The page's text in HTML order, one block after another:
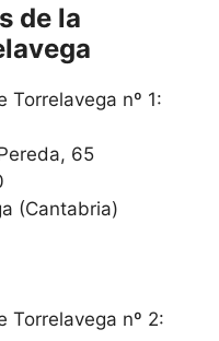
de la
Torrelavega nº 1:
65
(Cantabria)
Torrelavega nº 2: